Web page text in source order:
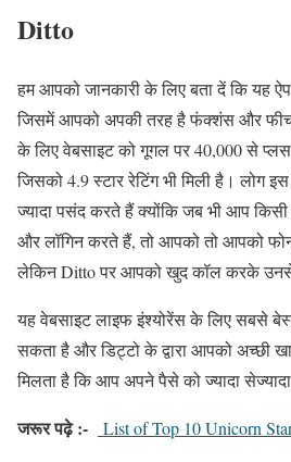
Ditto
हम आपको जानकारी के लिए बता दें कि यह
जिसमें आपको अपकी तरह है फंक्शंस और
के लिए वेबसाइट को गूगल पर 40,000 से प्लस
जिसको 4.9 स्टार रेटिंग भी मिली है। लोग
ज्यादा पसंद करते हैं क्योंकि जब भी आप
और लॉगिन करते हैं, तो आपको तो आपको
लेकिन Ditto पर आपको खुद कॉल करके उनसे
यह वेबसाइट लाइफ इंश्योरेंस के लिए सबसे
सकता है और डिट्टो के द्वारा आपको अच्छी
मिलता है कि आप अपने पैसे को ज्यादा
जरूर पढ़े :- List of Top 10 Unicorn